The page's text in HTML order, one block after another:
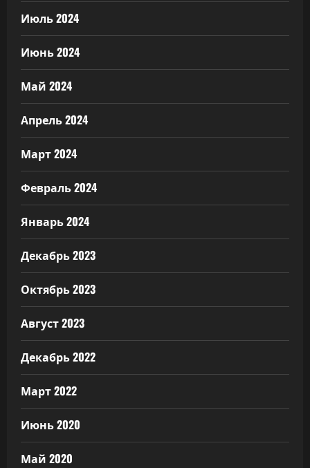
Июль 2024
Июнь 2024
Май 2024
Апрель 2024
Март 2024
Февраль 2024
Январь 2024
Декабрь 2023
Октябрь 2023
Август 2023
Декабрь 2022
Март 2022
Июнь 2020
Май 2020